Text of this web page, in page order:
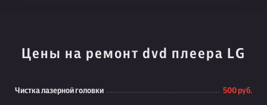
Цены на ремонт dvd плеера LG
Чистка лазерной головки 500 руб.